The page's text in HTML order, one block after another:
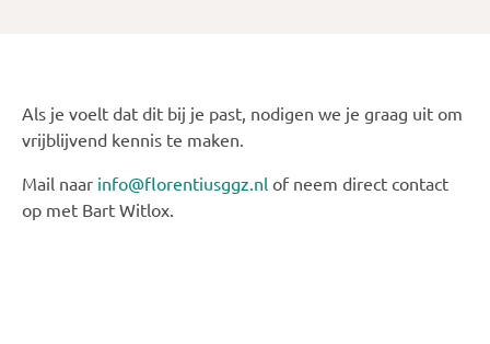
Als je voelt dat dit bij je past, nodigen we je graag uit om
vrijblijvend kennis te maken.
Mail naar info@florentiusggz.nl of neem direct contact
op met Bart Witlox.